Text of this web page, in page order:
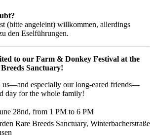
(bitte angeleint) willkommen, allerdings
den Eselführungen.
to our Farm & Donkey Festival at the
Sanctuary!
us—and especially our long-eared friends—
day for the whole family!
28nd, from 1 PM to 6 PM
Rare Breeds Sanctuary, Winterbacherstraße